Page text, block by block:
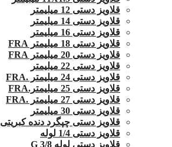
قلاویز دستی 12 میلیمتر
قلاویز دستی 14 میلیمتر
قلاویز دستی 16 میلیمتر
قلاویز دستی 18 میلیمتر FRA
قلاویز دستی 20 میلیمتر FRA
قلاویز دستی 22 میلیمتر
قلاویز دستی 24 میلیمتر .FRA
قلاویز دستی 25 میلیمتر.FRA
قلاویز دستی 27 میلیمتر .FRA
قلاویز دستی 30 میلیمتر
قلاویز دستی چپگرد دنده کبریتی TR 3X12
قلاویز دستی 1/4 لوله
قلاویز دستی لوله G 3/8